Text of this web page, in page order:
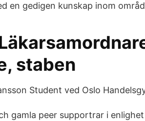
en gedigen kunskap inom
staben
Student ved Oslo
gamla peer supportrar i